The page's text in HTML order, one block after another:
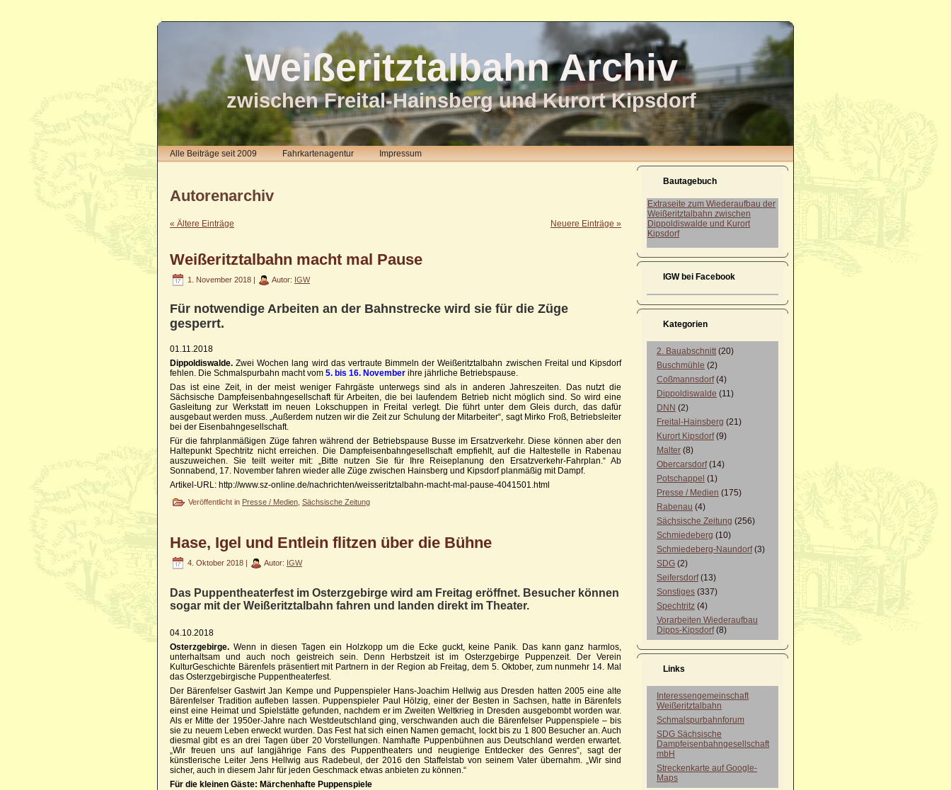
Weißeritztalbahn Archiv
zwischen Freital-Hainsberg und Kurort Kipsdorf
Alle Beiträge seit 2009 Fahrkartenagentur Impressum
Autorenarchiv
« Ältere Einträge Neuere Einträge »
Weißeritztalbahn macht mal Pause
1. November 2018 | Autor: IGW
Für notwendige Arbeiten an der Bahnstrecke wird sie für die Züge
gesperrt.
01.11.2018
Dippoldiswalde. Zwei Wochen lang wird das vertraute Bimmeln der Weißeritztalbahn zwischen Freital und Kipsdorf
fehlen. Die Schmalspurbahn macht vom 5. bis 16. November ihre jährliche Betriebspause.
Das ist eine Zeit, in der meist weniger Fahrgäste unterwegs sind als in anderen Jahreszeiten. Das nutzt die
Sächsische Dampfeisenbahngesellschaft für Arbeiten, die bei laufendem Betrieb nicht möglich sind. So wird eine
Gasleitung zur Werkstatt im neuen Lokschuppen in Freital verlegt. Die führt unter dem Gleis durch, das dafür
ausgebaut werden muss. „Außerdem nutzen wir die Zeit zur Schulung der Mitarbeiter“, sagt Mirko Froß, Betriebsleiter
bei der Eisenbahngesellschaft.
Für die fahrplanmäßigen Züge fahren während der Betriebspause Busse im Ersatzverkehr. Diese können aber den
Haltepunkt Spechtritz nicht erreichen. Die Dampfeisenbahngesellschaft empfiehlt, auf die Haltestelle in Rabenau
auszuweichen. Sie teilt weiter mit: „Bitte nutzen Sie für Ihre Reiseplanung den Ersatzverkehr-Fahrplan.“ Ab
Sonnabend, 17. November fahren wieder alle Züge zwischen Hainsberg und Kipsdorf planmäßig mit Dampf.
Artikel-URL: http://www.sz-online.de/nachrichten/weisseritztalbahn-macht-mal-pause-4041501.html
Veröffentlicht in Presse / Medien Sächsische Zeitung
Hase, Igel und Entlein flitzen über die Bühne
4. Oktober 2018 | Autor: IGW
Das Puppentheaterfest im Osterzgebirge wird am Freitag eröffnet. Besucher können
sogar mit der Weißeritztalbahn fahren und landen direkt im Theater.
04.10.2018
Osterzgebirge. Wenn in diesen Tagen ein Holzkopp um die Ecke guckt, keine Panik. Das kann ganz harmlos,
unterhaltsam und auch noch geistreich sein. Denn Herbstzeit ist im Osterzgebirge Puppenzeit. Der Verein
KulturGeschichte Bärenfels präsentiert mit Partnern in der Region ab Freitag, dem 5. Oktober, zum nunmehr 14. Mal
das Osterzgebirgische Puppentheaterfest.
Der Bärenfelser Gastwirt Jan Kempe und Puppenspieler Hans-Joachim Hellwig aus Dresden hatten 2005 eine alte
Bärenfelser Tradition aufleben lassen. Puppenspieler Paul Hölzig, einer der Besten in Sachsen, hatte in Bärenfels
einst eine Heimat und Spielstätte gefunden, nachdem er im Zweiten Weltkrieg in Dresden ausgebombt worden war.
Als er Mitte der 1950er-Jahre nach Westdeutschland ging, verschwanden auch die Bärenfelser Puppenspiele – bis
sie zu neuem Leben erweckt wurden. Das Fest hat sich einen Namen gemacht, lockt bis zu 1 800 Besucher an. Auch
diesmal gibt es an drei Tagen über 20 Vorstellungen. Namhafte Puppenbühnen aus Deutschland werden erwartet.
„Wir freuen uns auf langjährige Fans des Puppentheaters und neugierige Entdecker des Genres“, sagt der
künstlerische Leiter Jens Hellwig aus Radebeul, der 2016 den Staffelstab von seinem Vater übernahm. „Wir sind
sicher, auch in diesem Jahr für jeden Geschmack etwas anbieten zu können.“
Für die kleinen Gäste: Märchenhafte Puppenspiele
Bautagebuch
Extraseite zum Wiederaufbau der
Weißeritztalbahn zwischen
Dippoldiswalde und Kurort
Kipsdorf
IGW bei Facebook
Kategorien
2. Bauabschnitt(20)
Buschmühle (2)
Coßmannsdorf(4)
Dippoldiswalde (11)
DNN (2)
Freital-Hainsberg (21)
Kurort Kipsdorf(9)
Malter (8)
Obercarsdorf(14)
Potschappel (1)
Presse / Medien (175)
Rabenau (4)
Sächsische Zeitung (256)
Schmiedeberg (10)
Schmiedeberg-Naundorf(3)
SDG (2)
Seifersdorf(13)
Sonstiges (337)
Spechtritz (4)
Vorarbeiten Wiederaufbau
Dipps-Kipsdorf(8)
Links
Interessengemeinschaft
Weißeritztalbahn
Schmalspurbahnforum
SDG Sächsische
Dampfeisenbahngesellschaft
mbH
Streckenkarte auf Google-
Maps